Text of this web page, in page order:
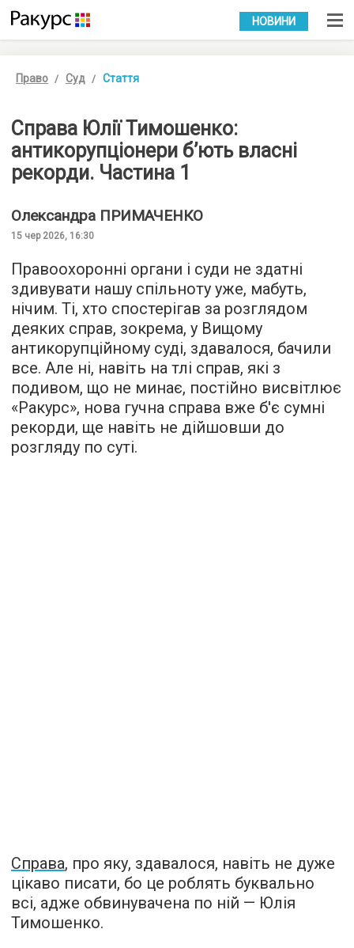
УКР РУС
НОВИНИ
Право Суд Стаття
Справа Юлії Тимошенко:
антикорупціонери б’ють власні
рекорди. Частина 1
Олександра ПРИМАЧЕНКО
15 чер 2026, 16:30
Правоохоронні органи і суди не здатні
здивувати нашу спільноту уже, мабуть,
нічим. Ті, хто спостерігав за розглядом
деяких справ, зокрема, у Вищому
антикорупційному суді, здавалося, бачили
все. Але ні, навіть на тлі справ, які з
подивом, що не минає, постійно висвітлює
«Ракурс», нова гучна справа вже б'є сумні
рекорди, ще навіть не дійшовши до
розгляду по суті.
Справа, про яку, здавалося, навіть не дуже
цікаво писати, бо це роблять буквально
всі, адже обвинувачена по ній — Юлія
Тимошенко.